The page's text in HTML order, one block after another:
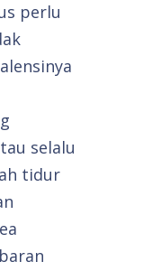
perlu
selalu
tidur